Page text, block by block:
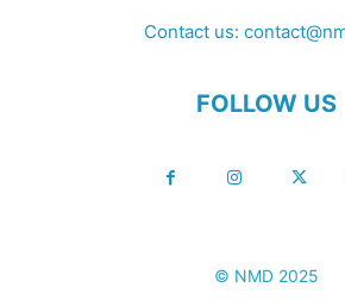
Contact us:
FOLLOW US
© NMD 2025